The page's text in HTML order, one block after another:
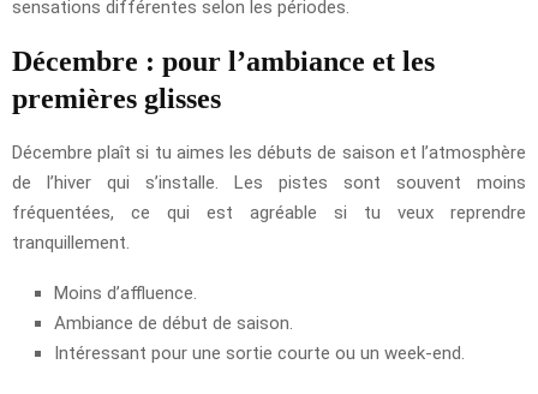
sensations différentes selon les périodes.
Décembre : pour l’ambiance et les
premières glisses
Décembre plaît si tu aimes les débuts de saison et l’atmosphère
de l’hiver qui s’installe. Les pistes sont souvent moins
fréquentées, ce qui est agréable si tu veux reprendre
tranquillement.
Moins d’affluence.
Ambiance de début de saison.
Intéressant pour une sortie courte ou un week-end.